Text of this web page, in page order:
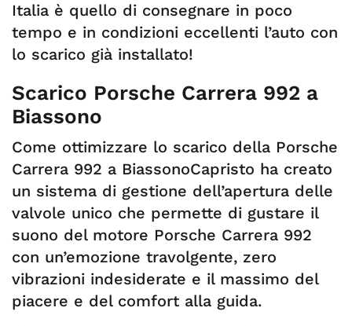
Italia è quello di consegnare in poco
tempo e in condizioni eccellenti l’auto con
lo scarico già installato!
Scarico Porsche Carrera 992 a
Biassono
Come ottimizzare lo scarico della Porsche
Carrera 992 a BiassonoCapristo ha creato
un sistema di gestione dell’apertura delle
valvole unico che permette di gustare il
suono del motore Porsche Carrera 992
con un’emozione travolgente, zero
vibrazioni indesiderate e il massimo del
piacere e del comfort alla guida.